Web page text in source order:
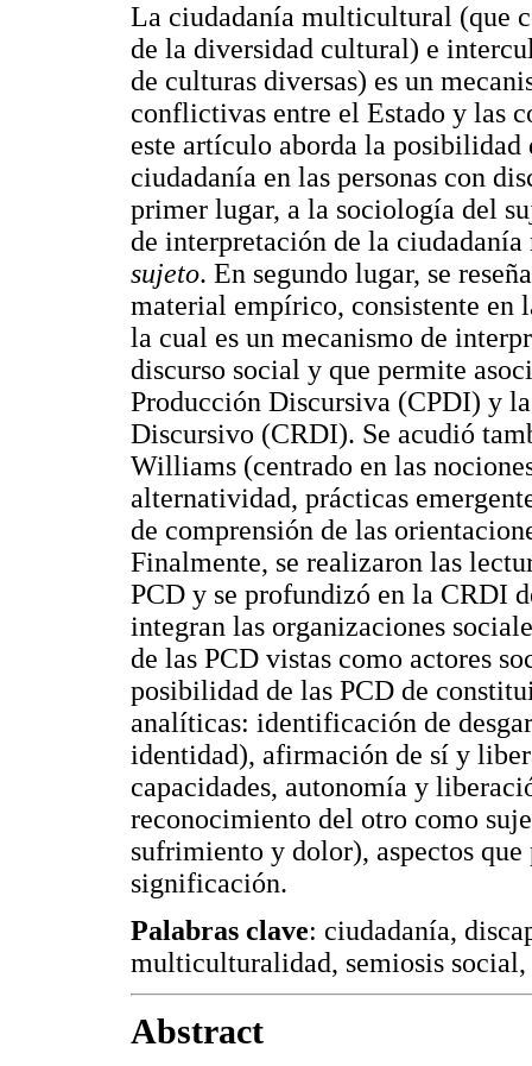
La ciudadanía multicultural (que
de la diversidad cultural) e
de culturas diversas) es un
conflictivas entre el Estado y las
este artículo aborda la
ciudadanía en las personas con
primer lugar, a la sociología del
de interpretación de la
sujeto. En segundo lugar, se
material empírico, consistente en
la cual es un mecanismo de
discurso social y que permite
Producción Discursiva (CPDI) y
Discursivo (CRDI). Se acudió
Williams (centrado en las
alternatividad, prácticas
de comprensión de las
Finalmente, se realizaron las
PCD y se profundizó en la CRDI
integran las organizaciones
de las PCD vistas como actores
posibilidad de las PCD de
analíticas: identificación de
identidad), afirmación de sí y
capacidades, autonomía y
reconocimiento del otro como
sufrimiento y dolor), aspectos
significación.
Palabras clave: ciudadanía,
multiculturalidad, semiosis
Abstract